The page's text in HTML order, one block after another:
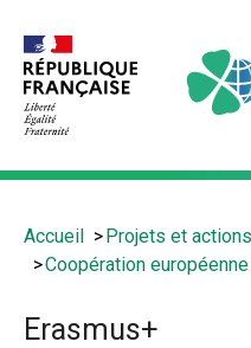
contenu
principal
Vous
êtes
Accueil
Projets et
Coopération
Erasmus+